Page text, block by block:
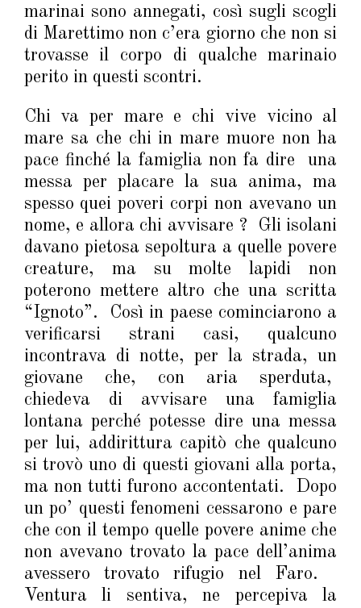
marinai sono annegati, così sugli scogli
di Marettimo non c’era giorno che non si
trovasse il corpo di qualche marinaio
perito in questi scontri.
Chi va per mare e chi vive vicino al
mare sa che chi in mare muore non ha
pace finché la famiglia non fa dire una
messa per placare la sua anima, ma
spesso quei poveri corpi non avevano un
nome, e allora chi avvisare ? Gli isolani
davano pietosa sepoltura a quelle povere
creature, ma su molte lapidi non
poterono mettere altro che una scritta
“Ignoto”. Così in paese cominciarono a
verificarsi strani casi, qualcuno
incontrava di notte, per la strada, un
giovane che, con aria sperduta,
chiedeva di avvisare una famiglia
lontana perché potesse dire una messa
per lui, addirittura capitò che qualcuno
si trovò uno di questi giovani alla porta,
ma non tutti furono accontentati. Dopo
un po’ questi fenomeni cessarono e pare
che con il tempo quelle povere anime che
non avevano trovato la pace dell’anima
avessero trovato rifugio nel Faro.
Ventura li sentiva, ne percepiva la